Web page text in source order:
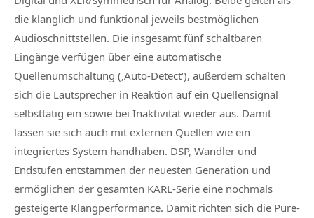
die klanglich und funktional jeweils bestmöglichen
Audioschnittstellen. Die insgesamt fünf schaltbaren
Eingänge verfügen über eine automatische
Quellenumschaltung (‚Auto-Detect‘), außerdem schalten
sich die Lautsprecher in Reaktion auf ein Quellensignal
selbsttätig ein sowie bei Inaktivität wieder aus. Damit
lassen sie sich auch mit externen Quellen wie ein
integriertes System handhaben. DSP, Wandler und
Endstufen entstammen der neuesten Generation und
ermöglichen der gesamten KARL-Serie eine nochmals
gesteigerte Klangperformance. Damit richten sich die Pure-